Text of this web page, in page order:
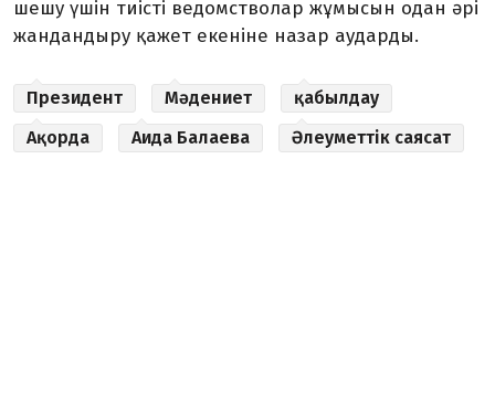
шешу үшін тиісті ведомстволар жұмысын одан әрі
жандандыру қажет екеніне назар аударды.
Президент Мәдениет
қабылдау
Ақорда
Аида Балаева Әлеуметтік саясат